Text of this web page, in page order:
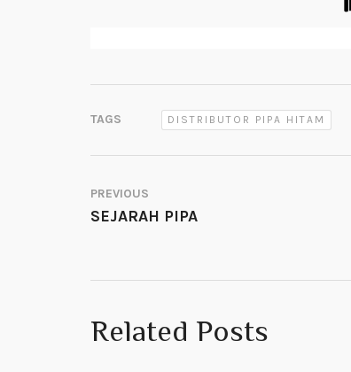
TAGS DISTRIBUTOR PIPA HITAM
PREVIOUS
SEJARAH PIPA
Related Posts